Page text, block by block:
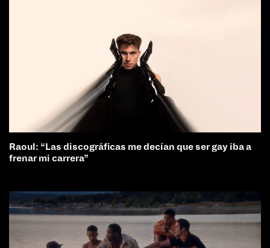
Raoul: “Las discográficas me decían que ser gay iba a
frenar mi carrera”